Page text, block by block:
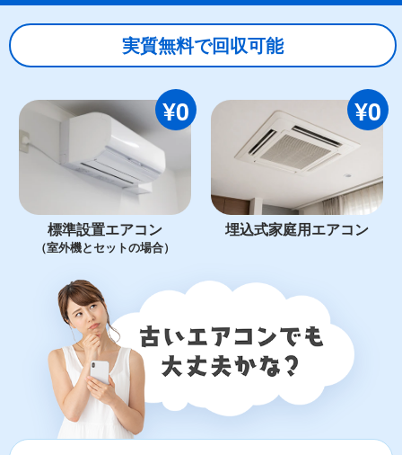
実質無料で回収可能
¥0
標準設置エアコン
（室外機とセットの場合）
¥0
埋込式家庭用エアコン